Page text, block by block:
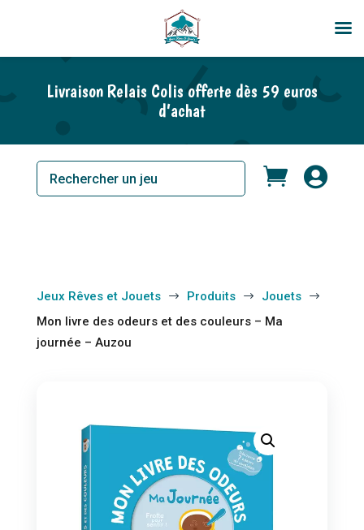
Livraison Relais Colis offerte dès 59 euros
d’achat
 
Jeux Rêves et Jouets $ Produits $ Jouets $
Mon livre des odeurs et des couleurs – Ma
journée – Auzou